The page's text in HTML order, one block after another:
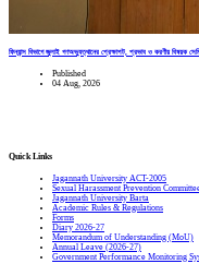
ফিন্যান্স বিভাগে জুলাই গণঅভ্যুত্থানের প্রেক্ষাপট, প্রভাব ও করণীয় বিষয়ক
Published
04 Aug, 2026
Quick Links
Jagannath University ACT-2005
Sexual Harassment Prevention
Jagannath University Barta
Academic Rules & Regulations
Forms
Diary 2026-27
Memorandum of Understanding (MoU)
Annual Leave (2026-27)
Government Performance Monitoring